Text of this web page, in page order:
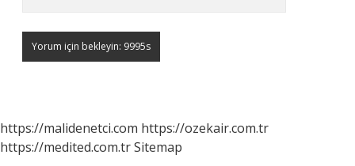
https://malidenetci.com https://ozekair.com.tr
https://medited.com.trSitemap